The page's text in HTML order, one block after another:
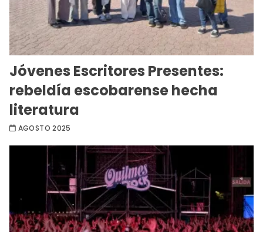
Jóvenes Escritores Presentes:
rebeldía escobarense hecha
literatura
AGOSTO 2025